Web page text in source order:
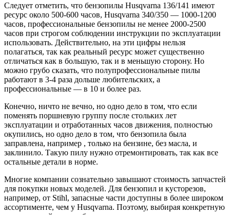
Следует отметить, что бензопилы Husqvarna 136/141 имеют
ресурс около 500-600 часов, Husqvarna 340/350 — 1000-1200
часов, профессиональные бензопилы не менее 2000-2500
часов при строгом соблюдении инструкции по эксплуатации
использовать. Действительно, на эти цифры нельзя
полагаться, так как реальный ресурс может существенно
отличаться как в большую, так и в меньшую сторону. Но
можно грубо сказать, что полупрофессиональные пилы
работают в 3-4 раза дольше любительских, а
профессиональные — в 10 и более раз.
Конечно, ничто не вечно, но одно дело в том, что если
поменять поршневую группу после стольких лет
эксплуатации и отработанных часов движения, полностью
окупились, но одно дело в том, что бензопила была
заправлена, например , только на бензине, без масла, и
заклинило. Такую пилу нужно отремонтировать, так как все
остальные детали в норме.
Многие компании сознательно завышают стоимость запчастей
для покупки новых моделей. Для бензопил и кусторезов,
например, от Stihl, запасные части доступны в более широком
ассортименте, чем у Husqvarna. Поэтому, выбирая конкретную